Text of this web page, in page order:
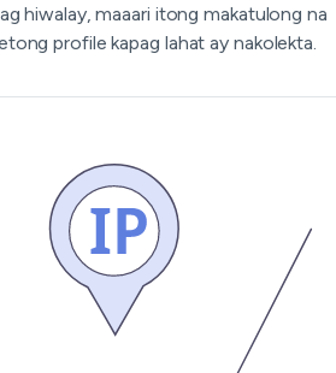
hiwalay, maaari itong makatulong na
profile kapag lahat ay nakolekta.